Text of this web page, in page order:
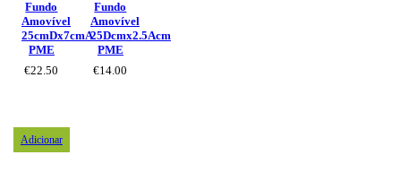
Fundo
Amovível
25cmDx7cmA
PME
€22.50
Fundo
Amovível
25Dcmx2.5Acm
PME
€14.00
Adicionar